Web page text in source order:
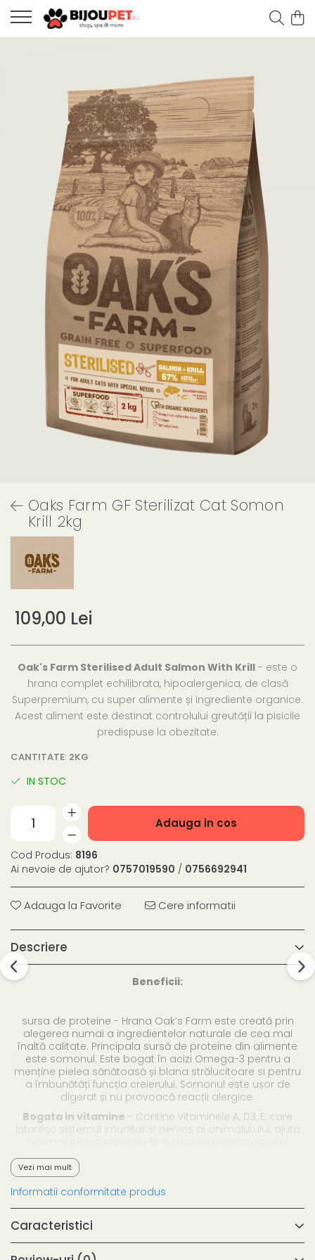
Oaks Farm GF Sterilizat Cat Somon
Krill 2kg
109,00 Lei
Oak's Farm Sterilised Adult Salmon With Krill - este o
hrana complet echilibrata, hipoalergenica, de clasă
Superpremium, cu super alimente și ingrediente organice.
Acest aliment este destinat controlului greutății la pisicile
predispuse la obezitate.
CANTITATE: 2KG
IN STOC
Adauga in cos
Cod Produs: 8196
Ai nevoie de ajutor? 0757019590 / 0756692941
Adauga la Favorite Cere informatii
Descriere
Beneficii:
sursa de proteine - Hrana Oak’s Farm este creată prin
alegerea numai a ingredientelor naturale de cea mai
înaltă calitate. Principala sursă de proteine din alimente
este somonul. Este bogat în acizi Omega-3 pentru a
menține pielea sănătoasă și blana strălucitoare si pentru
a îmbunătăți funcția creierului. Somonul este ușor de
digerat și nu provoacă reacții alergice.
Bogata in vitamine - Contine vitaminele A, D3, E, care
intaresc sistemul imunitar si nervos al animalutului, ajuta
Ingrediente:
somon 47% (uscat si macinat fin), fulgi de cartofi, proteine
de mazare, mazare, cartof dulce (cartof dulce), grasime
Vezi mai mult
Informatii conformitate produs
Caracteristici